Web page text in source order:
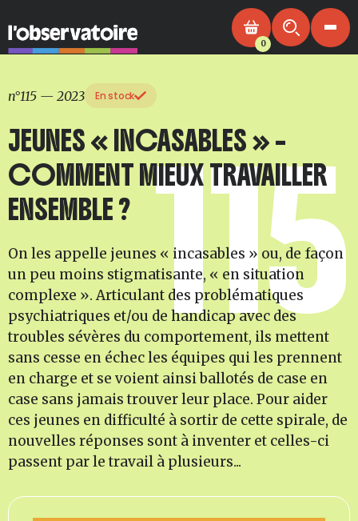
0
n°115 — 2023 En stock
JEUNES « INCASABLES » –
COMMENT MIEUX TRAVAILLER
ENSEMBLE ?
On les appelle jeunes « incasables » ou, de façon
un peu moins stigmatisante, « en situation
complexe ». Articulant des problématiques
psychiatriques et/ou de handicap avec des
troubles sévères du comportement, ils mettent
sans cesse en échec les équipes qui les prennent
en charge et se voient ainsi ballotés de case en
case sans jamais trouver leur place. Pour aider
ces jeunes en difficulté à sortir de cette spirale, de
nouvelles réponses sont à inventer et celles-ci
passent par le travail à plusieurs...
115